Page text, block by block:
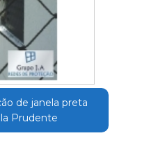
de janela preta
Prudente